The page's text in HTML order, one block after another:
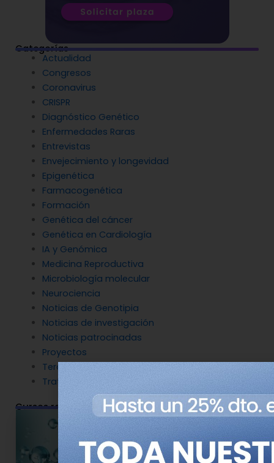
Categorías
Actualidad
Congresos
Coronavirus
CRISPR
Diagnóstico Genético
Enfermedades Raras
Entrevistas
Envejecimiento y longevidad
Epigenética
Farmacogenética
Formación
Genética del cáncer
Genética en Cardiología
IA y Genómica
Medicina Reproductiva
Microbiología molecular
Neurociencia
Noticias de Genotipia
Noticias de investigación
Noticias patrocinadas
Proyectos
Terapia Génica
Tratamientos
Cursos relacionados